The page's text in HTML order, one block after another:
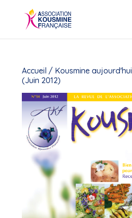
Accueil / Kousmine aujourd'hui
(Juin 2012)